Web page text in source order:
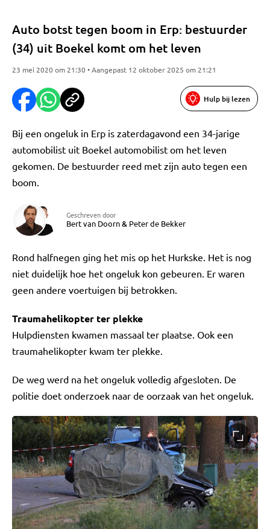
Auto botst tegen boom in Erp: bestuurder
(34) uit Boekel komt om het leven
23 mei 2020 om 21:30 • Aangepast 12 oktober 2025 om 21:21
Hulp bij lezen
Bij een ongeluk in Erp is zaterdagavond een 34-jarige
automobilist uit Boekel automobilist om het leven
gekomen. De bestuurder reed met zijn auto tegen een
boom.
Geschreven door
Bert van Doorn& Peter de Bekker
Rond halfnegen ging het mis op het Hurkske. Het is nog
niet duidelijk hoe het ongeluk kon gebeuren. Er waren
geen andere voertuigen bij betrokken.
Traumahelikopter ter plekke
Hulpdiensten kwamen massaal ter plaatse. Ook een
traumahelikopter kwam ter plekke.
De weg werd na het ongeluk volledig afgesloten. De
politie doet onderzoek naar de oorzaak van het ongeluk.